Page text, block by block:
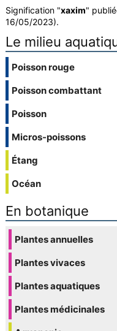
Signification "xaxim"
16/05/2023).
Le milieu
Poisson rouge
Poisson combattant
Poisson
Micros-poissons
Étang
Océan
En botanique
Plantes annuelles
Plantes vivaces
Plantes aquatiques
Plantes médicinales